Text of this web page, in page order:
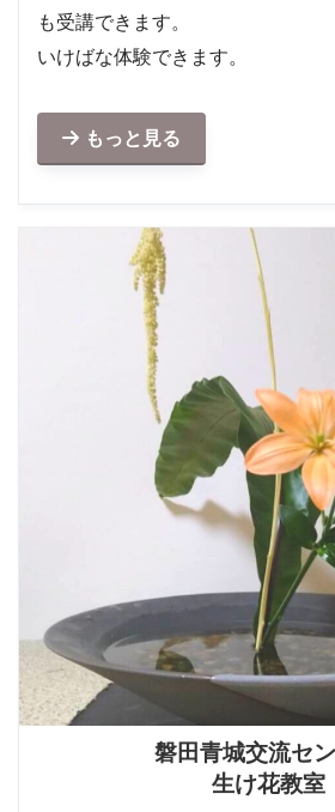
も受講できます。
いけばな体験できます。
もっと見る
磐田青城交流セ
生け花教室